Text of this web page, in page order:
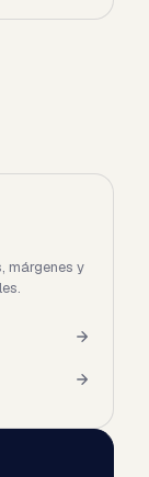
márgenes y